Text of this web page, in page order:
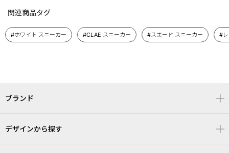
関連商品タグ
#ホワイト スニーカー #CLAE スニーカー #スエード スニーカー #
ブランド
デザインから探す